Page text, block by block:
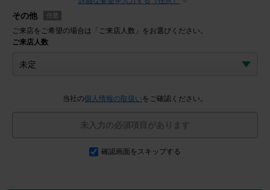
その他 任意
ご来店をご希望の場合は「ご来店人数」をお選びください。
ご来店人数
当社の個人情報の取扱い をご確認ください。
未入力の必須項目があります
確認画面をスキップする